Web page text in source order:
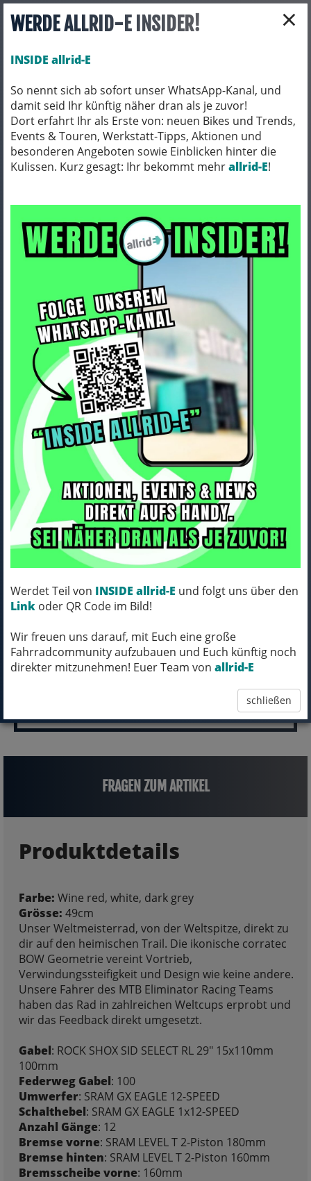
×
WERDE ALLRID-E INSIDER!
INSIDE allrid-E
So nennt sich ab sofort unser WhatsApp-Kanal, und
damit seid Ihr künftig näher dran als je zuvor!
Dort erfahrt Ihr als Erste von: neuen Bikes und Trends,
Events & Touren, Werkstatt-Tipps, Aktionen und
besonderen Angeboten sowie Einblicken hinter die
Kulissen. Kurz gesagt: Ihr bekommt mehrallrid-E!
Werdet Teil von INSIDE allrid-E und folgt uns über den
Link oder QR Code im Bild!
Wir freuen uns darauf, mit Euch eine große
Fahrradcommunity aufzubauen und Euch künftig noch
direkter mitzunehmen! Euer Team von allrid-E
schließen
Toggle navigation
BIO BIKES BIO MTB
Corratec Revo BOW Elite Wine
red, white, dark grey 49cm
Art.Nr. BK31013-49C1B31
Farbe: Wine red, white, dark grey
Grösse: 49cm
MICH KANNST DU BESTELLEN - MIT
ABHOLUNG IN NORTORF!
pro Stück (inkl. MwSt.)
2.699,00 EUR
FRAGEN ZUM ARTIKEL
Produktdetails
Farbe: Wine red, white, dark grey
Grösse: 49cm
Unser Weltmeisterrad, von der Weltspitze, direkt zu
dir auf den heimischen Trail. Die ikonische corratec
BOW Geometrie vereint Vortrieb,
Verwindungssteifigkeit und Design wie keine andere.
Unsere Fahrer des MTB Eliminator Racing Teams
haben das Rad in zahlreichen Weltcups erprobt und
wir das Feedback direkt umgesetzt.
Gabel: ROCK SHOX SID SELECT RL 29" 15x110mm
100mm
Federweg Gabel: 100
Umwerfer: SRAM GX EAGLE 12-SPEED
Schalthebel: SRAM GX EAGLE 1x12-SPEED
Anzahl Gänge: 12
Bremse vorne: SRAM LEVEL T 2-Piston 180mm
Bremse hinten: SRAM LEVEL T 2-Piston 160mm
Bremsscheibe vorne: 160mm